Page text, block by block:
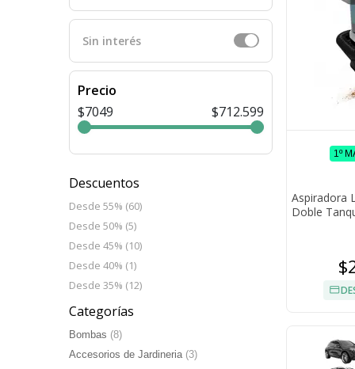
Sin interés
Precio
$7049
$712.599
Descuentos
Desde 55% (60)
Desde 50% (5)
Desde 45% (10)
Desde 40% (1)
Desde 35% (12)
Categorías
Bombas (8)
Accesorios de Jardineria (3)
1º
Aspiradora
Doble